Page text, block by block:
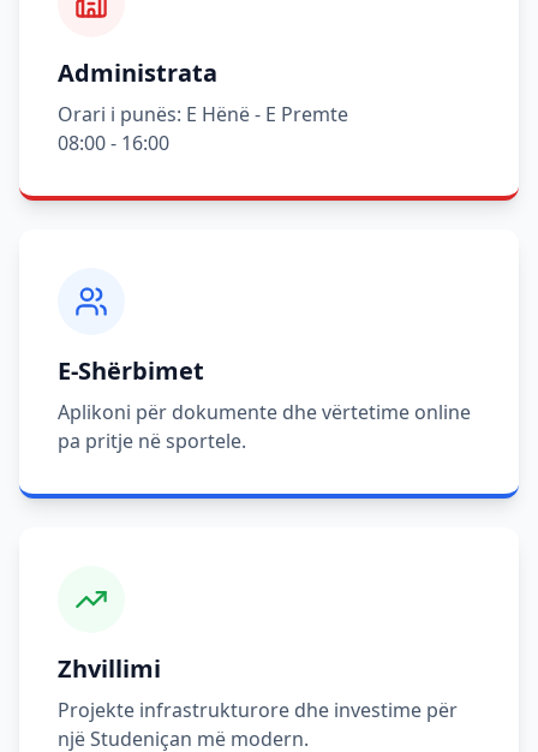
Administrata
Orari i punës: E Hënë - E Premte
08:00 - 16:00
E-Shërbimet
Aplikoni për dokumente dhe vërtetime online
pa pritje në sportele.
Zhvillimi
Projekte infrastrukturore dhe investime për
një Studeniçan më modern.